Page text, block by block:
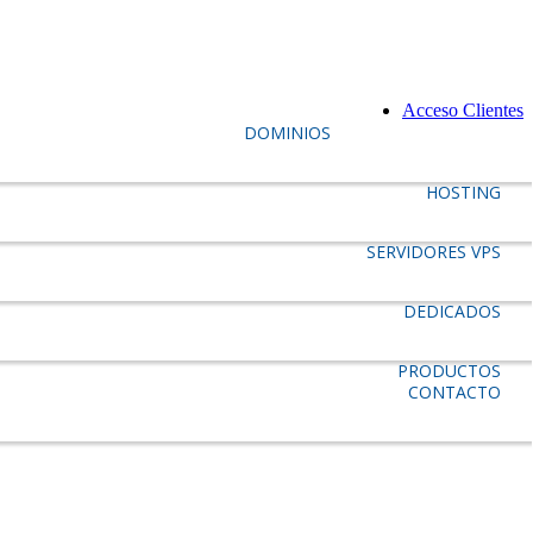
Acceso Clientes
DOMINIOS
HOSTING
SERVIDORES VPS
DEDICADOS
PRODUCTOS
CONTACTO